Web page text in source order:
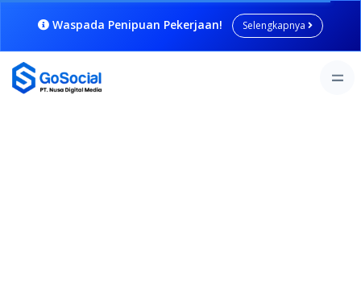
Waspada Penipuan Pekerjaan! Selengkapnya